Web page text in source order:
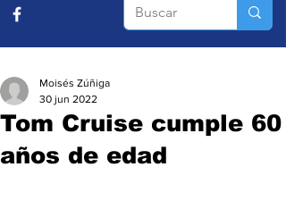
Tom Cruise cumple 60
años de edad
Moisés Zúñiga
30 jun 2022